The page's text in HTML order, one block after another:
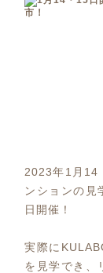
2023年1月14
ンションの見
日開催！
実際に
を見学でき、